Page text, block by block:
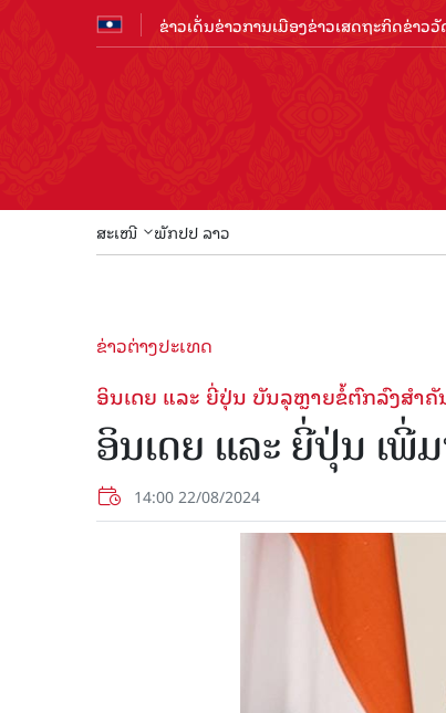
ຂ່າວເດັ່ນຂ່າວການເມືອງຂ່າວເສດຖະກິດຂ່າວ
ສະເໜີ ພັກປປ ລາວ
ຂ່າວຕ່າງປະເທດ
ອິນເດຍ ແລະ ຍີ່ປຸ່ນ ບັນລຸຫຼາຍຂໍ້ຕົກລົງສ
ອິນເດຍ ແລະ ຍີ່ປຸ່ນ ເ
14:00 22/08/2024